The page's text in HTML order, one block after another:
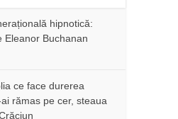
hipnotică:
Eleanor Buchanan
ce face durerea
rămas pe cer, steaua